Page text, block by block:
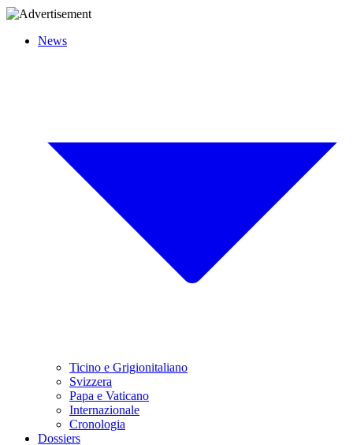
News
Ticino e Grigionitaliano
Svizzera
Papa e Vaticano
Internazionale
Cronologia
Dossiers